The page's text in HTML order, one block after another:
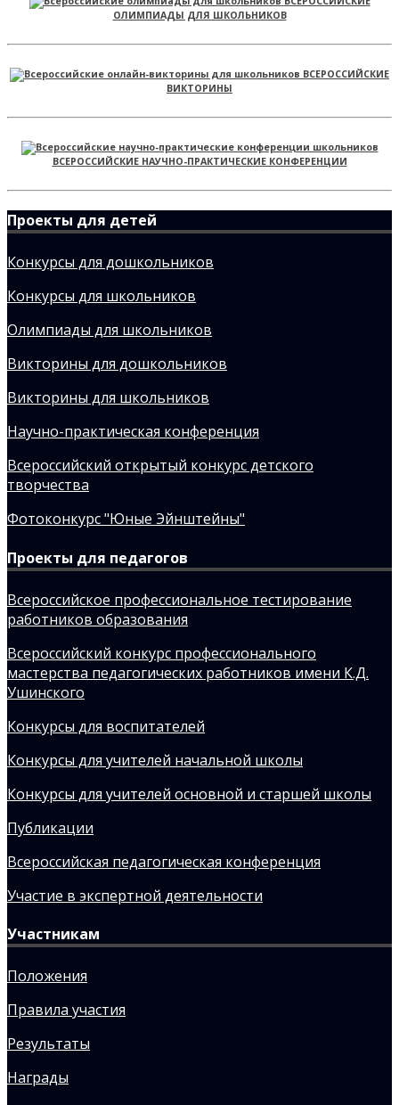
ОЛИМПИАДЫ ДЛЯ ШКОЛЬНИКОВ
ВСЕРОССИЙСКИЕ
ВИКТОРИНЫ
ВСЕРОССИЙСКИЕ НАУЧНО-ПРАКТИЧЕСКИЕ КОНФЕРЕНЦИИ
Проекты для детей
Конкурсы для дошкольников
Конкурсы для школьников
Олимпиады для школьников
Викторины для дошкольников
Викторины для школьников
Научно-практическая конференция
Всероссийский открытый конкурс детского
творчества
Фотоконкурс "Юные Эйнштейны"
Проекты для педагогов
Всероссийское профессиональное тестирование
работников образования
Всероссийский конкурс профессионального
мастерства педагогических работников имени К.Д.
Ушинского
Конкурсы для воспитателей
Конкурсы для учителей начальной школы
Конкурсы для учителей основной и старшей школы
Публикации
Всероссийская педагогическая конференция
Участие в экспертной деятельности
Участникам
Положения
Правила участия
Результаты
Награды